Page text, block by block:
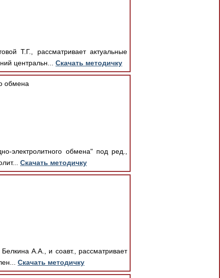
Т.Г., рассматривает актуальные
центральн... Скачать методичку
обмена
электролитного обмена" под ред.,
Скачать методичку
А.А., и соавт., рассматривает
Скачать методичку